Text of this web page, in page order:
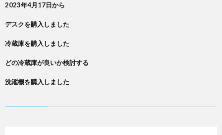
2023年4月17日から
デスクを購入しました
冷蔵庫を購入しました
どの冷蔵庫が良いか検討する
洗濯機を購入しました